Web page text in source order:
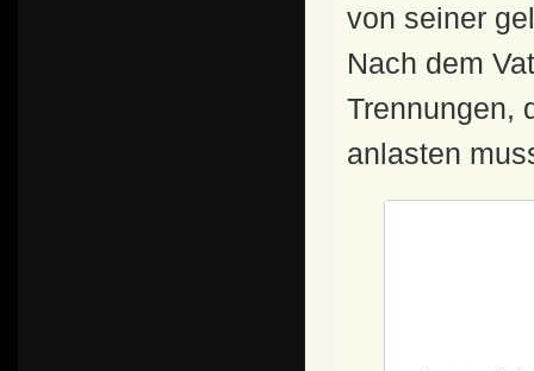
von seiner
Nach dem
Trennungen,
anlasten